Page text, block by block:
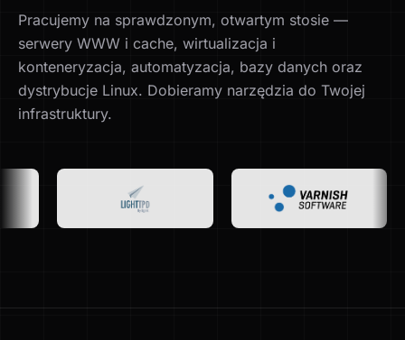
Pracujemy na sprawdzonym, otwartym stosie —
serwery WWW i cache, wirtualizacja i
konteneryzacja, automatyzacja, bazy danych oraz
dystrybucje Linux. Dobieramy narzędzia do Twojej
infrastruktury.